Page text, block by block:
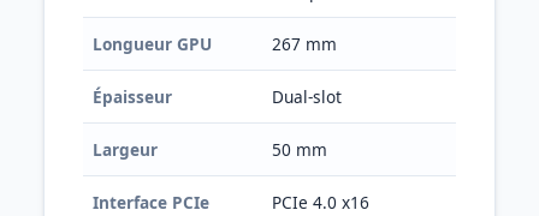
Longueur GPU 267 mm
Épaisseur Dual-slot
Largeur 50 mm
Interface PCIe PCIe 4.0 x16